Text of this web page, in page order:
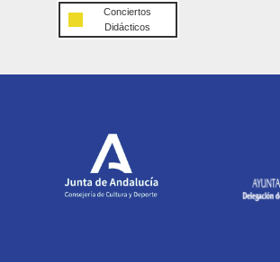
Conciertos
Didácticos